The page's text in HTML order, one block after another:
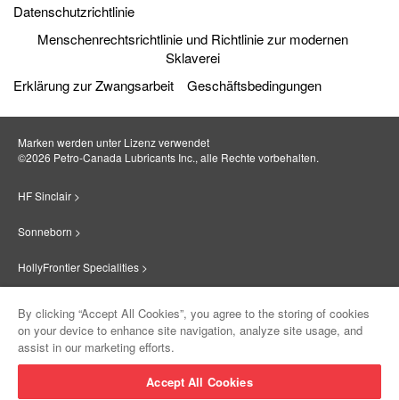
Datenschutzrichtlinie
Menschenrechtsrichtlinie und Richtlinie zur modernen
Sklaverei
Erklärung zur Zwangsarbeit
Geschäftsbedingungen
Marken werden unter Lizenz verwendet
©2026 Petro‐Canada Lubricants Inc., alle Rechte vorbehalten.
HF Sinclair >
Sonneborn >
HollyFrontier Specialities >
Suniso >
By clicking “Accept All Cookies”, you agree to the storing of cookies
on your device to enhance site navigation, analyze site usage, and
assist in our marketing efforts.
Accept All Cookies